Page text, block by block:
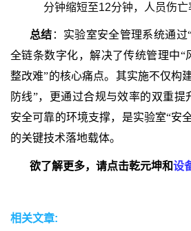
分钟缩短至12分钟，人员伤亡
总结 ： 实验室安全管理系统通过
全链条数字化，解决了传统管理中“
整改难”的核心痛点。其实施不仅构
防线”，更通过合规与效率的双重提
安全可靠的环境支撑，是实验室“安
的关键技术落地载体。
欲了解更多，请点击乾元坤和设
相关文章: